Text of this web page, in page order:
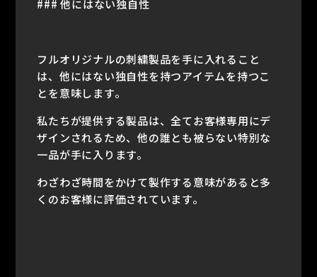
### 他にはない独自性
フルオリジナルの刺繍製品を手に入れること
は、他にはない独自性を持つアイテムを持つこ
とを意味します。
私たちが提供する製品は、全てお客様専用にデ
ザインされるため、他の誰とも被らない特別な
一品が手に入ります。
わざわざ時間をかけて製作する意味があると多
くのお客様に評価されています。